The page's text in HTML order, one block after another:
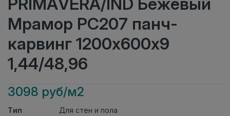
Мрамор PC207 панч-
карвинг 1200х600х9
1,44/48,96
3098 руб/м2
Тип
Для стен и пола